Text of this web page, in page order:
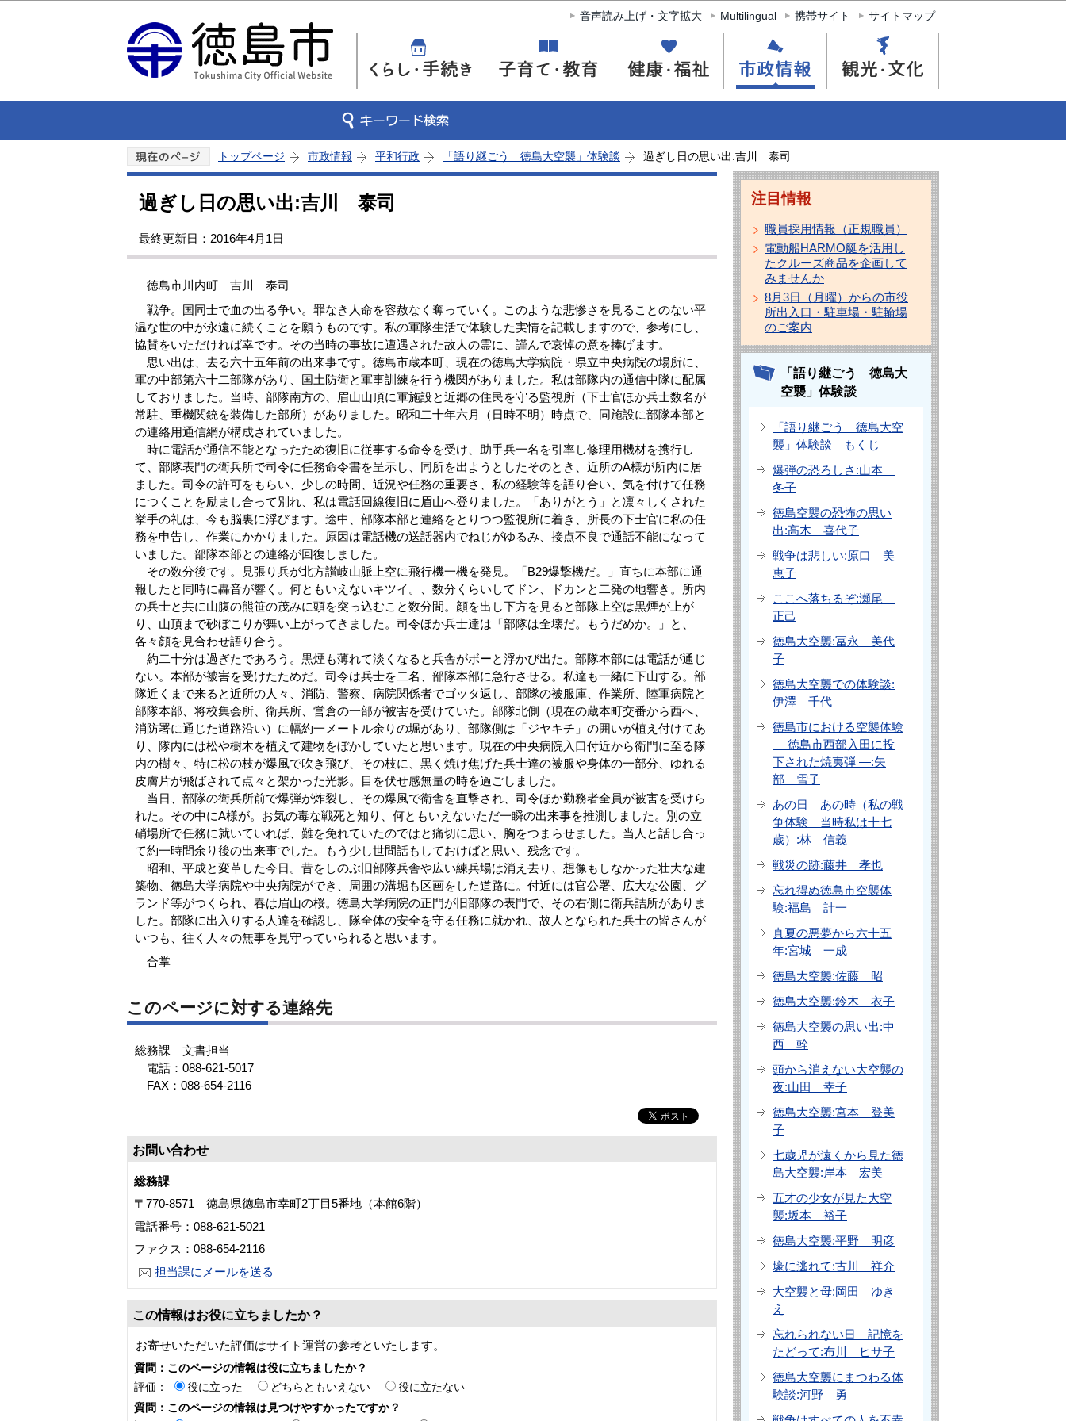
このページの本文へ移動
音声読み上げ・文字拡大 Multilingual 携帯サイト サイトマップ
トップページ 市政情報 平和行政 「語り継ごう 徳島大空襲」体験談 過ぎし日の思い出:吉川 泰司
過ぎし日の思い出:吉川 泰司
最終更新日：2016年4月1日
徳島市川内町 吉川 泰司
戦争。国同士で血の出る争い。罪なき人命を容赦なく奪っていく。このような悲惨さを見ることのない平
温な世の中が永遠に続くことを願うものです。私の軍隊生活で体験した実情を記載しますので、参考にし、
協賛をいただければ幸です。その当時の事故に遭遇された故人の霊に、謹んで哀悼の意を捧げます。
思い出は、去る六十五年前の出来事です。徳島市蔵本町、現在の徳島大学病院・県立中央病院の場所に、
軍の中部第六十二部隊があり、国土防衛と軍事訓練を行う機関がありました。私は部隊内の通信中隊に配属
しておりました。当時、部隊南方の、眉山山頂に軍施設と近郷の住民を守る監視所（下士官ほか兵士数名が
常駐、重機関銃を装備した部所）がありました。昭和二十年六月（日時不明）時点で、同施設に部隊本部と
の連絡用通信網が構成されていました。
時に電話が通信不能となったため復旧に従事する命令を受け、助手兵一名を引率し修理用機材を携行し
て、部隊表門の衛兵所で司令に任務命令書を呈示し、同所を出ようとしたそのとき、近所のA様が所内に居
ました。司令の許可をもらい、少しの時間、近況や任務の重要さ、私の経験等を語り合い、気を付けて任務
につくことを励まし合って別れ、私は電話回線復旧に眉山へ登りました。「ありがとう」と凛々しくされた
挙手の礼は、今も脳裏に浮びます。途中、部隊本部と連絡をとりつつ監視所に着き、所長の下士官に私の任
務を申告し、作業にかかりました。原因は電話機の送話器内でねじがゆるみ、接点不良で通話不能になって
いました。部隊本部との連絡が回復しました。
その数分後です。見張り兵が北方讃岐山脈上空に飛行機一機を発見。「B29爆撃機だ。」直ちに本部に通
報したと同時に轟音が響く。何ともいえないキツイ。、数分くらいしてドン、ドカンと二発の地響き。所内
の兵士と共に山腹の熊笹の茂みに頭を突っ込むこと数分間。顔を出し下方を見ると部隊上空は黒煙が上が
り、山頂まで砂ぼこりが舞い上がってきました。司令ほか兵士達は「部隊は全壊だ。もうだめか。」と、
各々顔を見合わせ語り合う。
約二十分は過ぎたであろう。黒煙も薄れて淡くなると兵舎がボーと浮かび出た。部隊本部には電話が通じ
ない。本部が被害を受けたためだ。司令は兵士を二名、部隊本部に急行させる。私達も一緒に下山する。部
隊近くまで来ると近所の人々、消防、警察、病院関係者でゴッタ返し、部隊の被服庫、作業所、陸軍病院と
部隊本部、将校集会所、衛兵所、営倉の一部が被害を受けていた。部隊北側（現在の蔵本町交番から西へ、
消防署に通じた道路沿い）に幅約一メートル余りの堀があり、部隊側は「ジヤキチ」の囲いが植え付けてあ
り、隊内には松や樹木を植えて建物をぼかしていたと思います。現在の中央病院入口付近から衛門に至る隊
内の樹々、特に松の枝が爆風で吹き飛び、その枝に、黒く焼け焦げた兵士達の被服や身体の一部分、ゆれる
皮膚片が飛ばされて点々と架かった光影。目を伏せ感無量の時を過ごしました。
当日、部隊の衛兵所前で爆弾が炸裂し、その爆風で衛舎を直撃され、司令ほか勤務者全員が被害を受けら
れた。その中にA様が。お気の毒な戦死と知り、何ともいえないただ一瞬の出来事を推測しました。別の立
硝場所で任務に就いていれば、難を免れていたのではと痛切に思い、胸をつまらせました。当人と話し合っ
て約一時間余り後の出来事でした。もう少し世間話もしておけばと思い、残念です。
昭和、平成と変革した今日。昔をしのぶ旧部隊兵舎や広い練兵場は消え去り、想像もしなかった壮大な建
築物、徳島大学病院や中央病院ができ、周囲の溝堀も区画をした道路に。付近には官公署、広大な公園、グ
ランド等がつくられ、春は眉山の桜。徳島大学病院の正門が旧部隊の表門で、その右側に衛兵詰所がありま
した。部隊に出入りする人達を確認し、隊全体の安全を守る任務に就かれ、故人となられた兵士の皆さんが
いつも、往く人々の無事を見守っていられると思います。
合掌
このページに対する連絡先
総務課 文書担当
電話：088-621-5017
FAX：088-654-2116
お問い合わせ
総務課
〒770-8571 徳島県徳島市幸町2丁目5番地（本館6階）
電話番号：088-621-5021
ファクス：088-654-2116
担当課にメールを送る
この情報はお役に立ちましたか？
お寄せいただいた評価はサイト運営の参考といたします。
質問：このページの情報は役に立ちましたか？
評価：
役に立った どちらともいえない
役に立たない
質問：このページの情報は見つけやすかったですか？
注目情報
職員採用情報（正規職員）
電動船HARMO艇を活用し
たクルーズ商品を企画して
みませんか
8月3日（月曜）からの市役
所出入口・駐車場・駐輪場
のご案内
「語り継ごう 徳島大
空襲」体験談
「語り継ごう 徳島大空
襲」体験談 もくじ
爆弾の恐ろしさ:山本
冬子
徳島空襲の恐怖の思い
出:高木 喜代子
戦争は悲しい:原口 美
恵子
ここへ落ちるぞ:瀬尾
正己
徳島大空襲:冨永 美代
子
徳島大空襲での体験談:
伊澤 千代
徳島市における空襲体験
― 徳島市西部入田に投
下された焼夷弾 ―:矢
部 雪子
あの日 あの時（私の戦
争体験 当時私は十七
歳）:林 信義
戦災の跡:藤井 孝也
忘れ得ぬ徳島市空襲体
験:福島 計一
真夏の悪夢から六十五
年:宮城 一成
徳島大空襲:佐藤 昭
徳島大空襲:鈴木 衣子
徳島大空襲の思い出:中
西 幹
頭から消えない大空襲の
夜:山田 幸子
徳島大空襲:宮本 登美
子
七歳児が遠くから見た徳
島大空襲:岸本 宏美
五才の少女が見た大空
襲:坂本 裕子
徳島大空襲:平野 明彦
壕に逃れて:古川 祥介
大空襲と母:岡田 ゆき
え
忘れられない日 記憶を
たどって:布川 ヒサ子
徳島大空襲にまつわる体
験談:河野 勇